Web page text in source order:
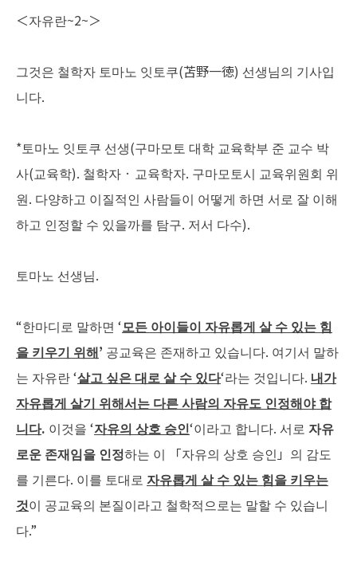
＜자유란~2~＞
그것은 철학자 토마노 잇토쿠(苫野一徳) 선생님의 기사입
니다.
*토마노 잇토쿠 선생(구마모토 대학 교육학부 준 교수 박
사(교육학). 철학자 · 교육학자. 구마모토시 교육위원회 위
원. 다양하고 이질적인 사람들이 어떻게 하면 서로 잘 이해
하고 인정할 수 있을까를 탐구. 저서 다수).
토마노 선생님.
“한마디로 말하면 ‘모든 아이들이 자유롭게 살 수 있는 힘
을 키우기 위해’ 공교육은 존재하고 있습니다. 여기서 말하
는 자유란 ‘살고 싶은대로살 수 있다‘라는 것입니다. 내가
자유롭게 살기 위해서는 다른사람의 자유도 인정해야 합
니다. 이것을 ‘자유의 상호 승인‘이라고 합니다. 서로 자유
로운 존재임을 인정하는 이 「자유의 상호 승인」의 감도
를 기른다. 이를 토대로 자유롭게 살 수 있는 힘을 키우는
것이 공교육의 본질이라고 철학적으로는 말할 수 있습니
다.”